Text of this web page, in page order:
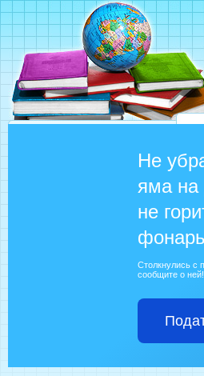
Не
яма на
не
Столкнулись с
сообщите о ней!